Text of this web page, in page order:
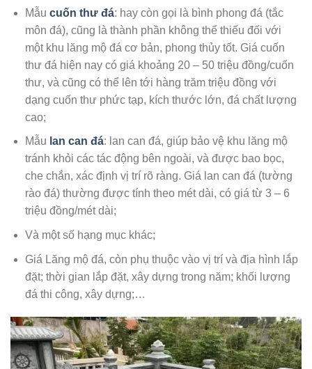
Mẫu cuốn thư đá: hay còn gọi là bình phong đá (tắc
môn đá), cũng là thành phần không thể thiếu đối với
một khu lăng mộ đá cơ bản, phong thủy tốt. Giá cuốn
thư đá hiện nay có giá khoảng 20 – 50 triệu đồng/cuốn
thư, và cũng có thể lên tới hàng trăm triệu đồng với
dạng cuốn thư phức tạp, kích thước lớn, đá chất lượng
cao;
Mẫu lan can đá: lan can đá, giúp bảo vệ khu lăng mộ
tránh khỏi các tác động bên ngoài, và được bao bọc,
che chắn, xác định vị trí rõ ràng. Giá lan can đá (tường
rào đá) thường được tính theo mét dài, có giá từ 3 – 6
triệu đồng/mét dài;
Và một số hạng mục khác;
Giá Lăng mộ đá, còn phụ thuộc vào vị trí và địa hình lắp
đặt; thời gian lắp đặt, xây dựng trong năm; khối lượng
đá thi công, xây dựng;…